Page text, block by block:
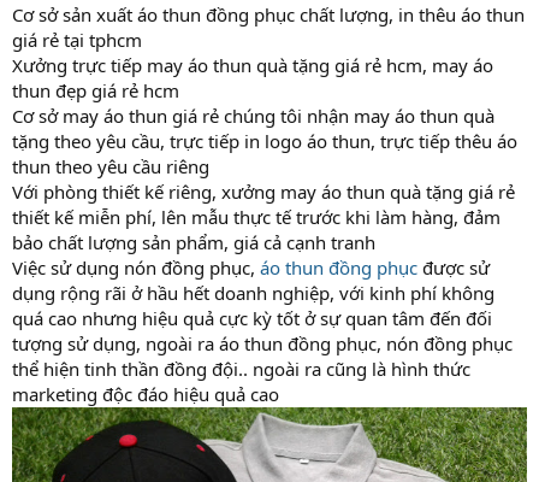
Cơ sở sản xuất áo thun đồng phục chất lượng, in thêu áo thun
giá rẻ tại tphcm
Xưởng trực tiếp may áo thun quà tặng giá rẻ hcm, may áo
thun đẹp giá rẻ hcm
Cơ sở may áo thun giá rẻ chúng tôi nhận may áo thun quà
tặng theo yêu cầu, trực tiếp in logo áo thun, trực tiếp thêu áo
thun theo yêu cầu riêng
Với phòng thiết kế riêng, xưởng may áo thun quà tặng giá rẻ
thiết kế miễn phí, lên mẫu thực tế trước khi làm hàng, đảm
bảo chất lượng sản phẩm, giá cả cạnh tranh
Việc sử dụng nón đồng phục, áo thun đồng phục được sử
dụng rộng rãi ở hầu hết doanh nghiệp, với kinh phí không
quá cao nhưng hiệu quả cực kỳ tốt ở sự quan tâm đến đối
tượng sử dụng, ngoài ra áo thun đồng phục, nón đồng phục
thể hiện tinh thần đồng đội.. ngoài ra cũng là hình thức
marketing độc đáo hiệu quả cao